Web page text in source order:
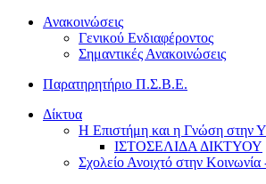
Ανακοινώσεις
Γενικού Ενδιαφέροντος
Σημαντικές Ανακοινώσεις
Παρατηρητήριο Π.Σ.Β.Ε.
Δίκτυα
Η Επιστήμη και η Γνώση στην
ΙΣΤΟΣΕΛΙΔΑ ΔΙΚΤΥΟΥ
Σχολείο Ανοιχτό στην